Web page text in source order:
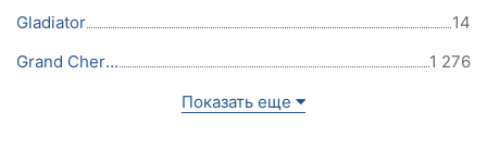
Gladiator
14
Grand Cherokee
1 276
Показать еще